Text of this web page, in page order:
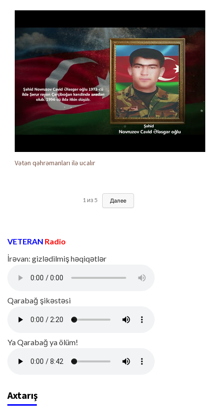
Vətən qəhrəmanları ilə ucalır
1 из 5 Далее
VETERAN Radio
İrəvan: gizlədilmiş həqiqətlər
Qarabağ şikəstəsi
Ya Qarabağ ya ölüm!
Axtarış